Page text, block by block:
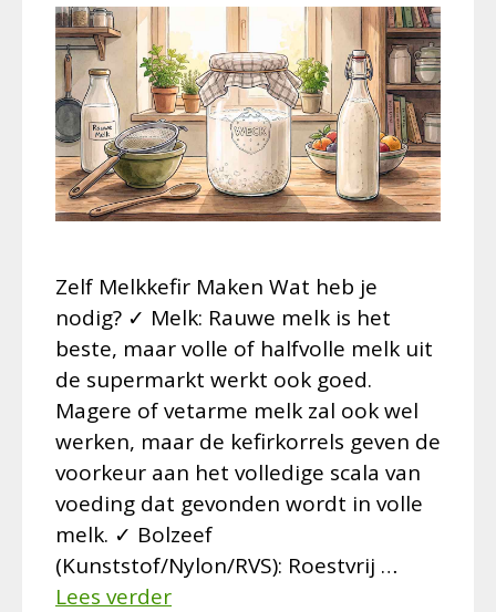
Zelf Melkkefir Maken Wat heb je
nodig? ✓ Melk: Rauwe melk is het
beste, maar volle of halfvolle melk uit
de supermarkt werkt ook goed.
Magere of vetarme melk zal ook wel
werken, maar de kefirkorrels geven de
voorkeur aan het volledige scala van
voeding dat gevonden wordt in volle
melk. ✓ Bolzeef
(Kunststof/Nylon/RVS): Roestvrij …
Lees verder